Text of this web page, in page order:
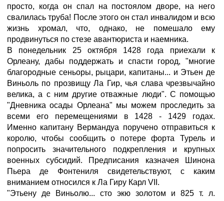
просто, когда он спал на постоялом дворе, на него
свалилась труба! После этого он стал инвалидом и всю
жизнь хромал, что, однако, не помешало ему
продвинуться по стезе авантюриста и наемника.
В понедельник 25 октября 1428 года приехали к
Орлеану, дабы поддержать и спасти город, "многие
благородные сеньоры, рыцари, капитаны... и Этьен де
Виньоль по прозвищу Ла Гир, чья слава чрезвычайно
велика, а с ним другие отважные люди". С помощью
"Дневника осады Орлеана" мы можем проследить за
всеми его перемещениями в 1428 - 1429 годах.
Именно капитану Вермандуа поручено отправиться к
королю, чтобы сообщить о потере форта Турель и
попросить значительного подкрепления и крупных
военных субсидий. Предписания казначея Шинона
Пьера де Фонтениля свидетельствуют, с каким
вниманием относился к Ла Гиру Карл VII.
"Этьену де Виньолю... сто экю золотом и 825 т. л.